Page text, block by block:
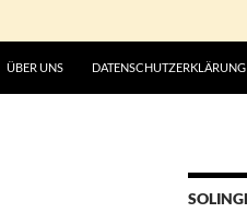
ÜBER UNS DATENSCHUTZERKLÄRUNG